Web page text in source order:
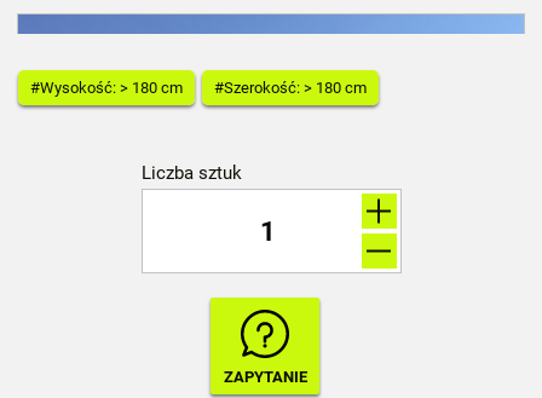
#Wysokość: > 180 cm #Szerokość: > 180 cm
Liczba sztuk